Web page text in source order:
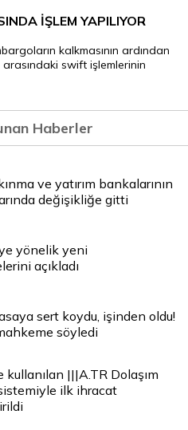
İŞLEM YAPILIYOR
kalkmasının ardından
swift işlemlerinin
Haberler
ve yatırım bankalarının
değişikliğe gitti
yönelik yeni
açıkladı
sert koydu, işinden oldu!
söyledi
|||A.TR Dolaşım
ilk ihracat